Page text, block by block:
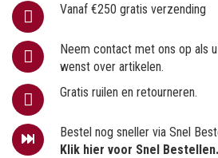
Vanaf €250 gratis verzending
Neem contact met ons op als
wenst over artikelen.
Gratis ruilen en retourneren.
Bestel nog sneller via Snel
Klik hier voor Snel